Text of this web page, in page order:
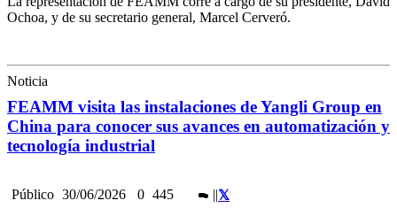
Ochoa, y de su secretario general, Marcel Cerveró.
Noticia
FEAMM visita las instalaciones de Yangli Group en
China para conocer sus avances en automatización y
tecnología industrial
Público 30/06/2026 0 445 ||